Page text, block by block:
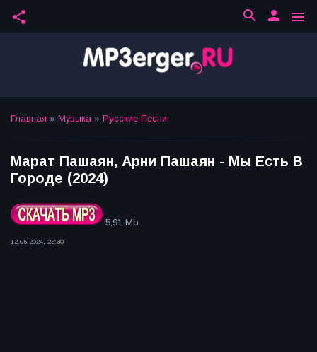
share menu
person
search
Главная » Музыка » Русские Песни
Марат Пашаян, Арни Пашаян - Мы Есть В
Городе (2024)
5,91 Mb
12.05.2024, 23:30